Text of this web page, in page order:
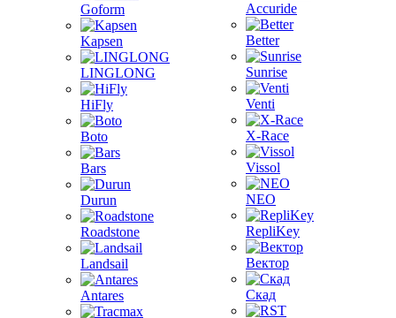
Goform
Kapsen
LINGLONG
HiFly
Boto
Bars
Durun
Roadstone
Landsail
Antares
Accuride
Better
Sunrise
Venti
X-Race
Vissol
NEO
RepliKey
Вектор
Скад